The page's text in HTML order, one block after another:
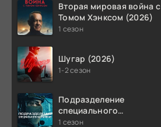
Вторая мировая война с
Томом Хэнксом (2026)
1 сезон
Шугар (2026)
1-2 сезон
Подразделение
специального
назначения (2026)
1 сезон